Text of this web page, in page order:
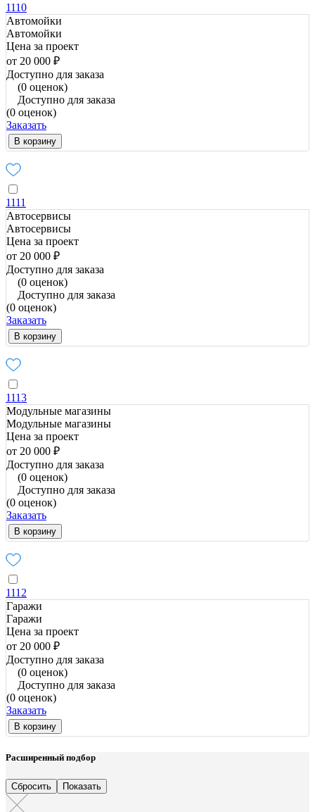
1110
Автомойки
Автомойки
Цена за проект
от 20 000 ₽
Доступно для заказа
(0 оценок)
Доступно для заказа
(0 оценок)
Заказать
В корзину
1111
Автосервисы
Автосервисы
Цена за проект
от 20 000 ₽
Доступно для заказа
(0 оценок)
Доступно для заказа
(0 оценок)
Заказать
В корзину
1113
Модульные магазины
Модульные магазины
Цена за проект
от 20 000 ₽
Доступно для заказа
(0 оценок)
Доступно для заказа
(0 оценок)
Заказать
В корзину
1112
Гаражи
Гаражи
Цена за проект
от 20 000 ₽
Доступно для заказа
(0 оценок)
Доступно для заказа
(0 оценок)
Заказать
В корзину
Расширенный подбор